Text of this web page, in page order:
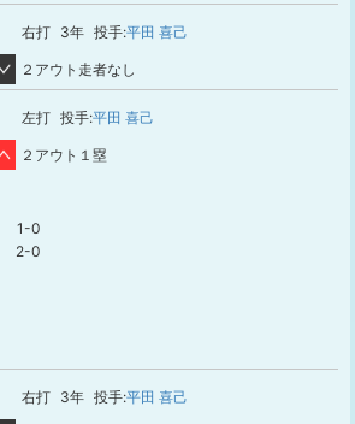
右打 3年 投手:平田 喜己
２アウト走者なし
左打 投手:平田 喜己
２アウト１塁
1-0
2-0
右打 3年 投手:平田 喜己